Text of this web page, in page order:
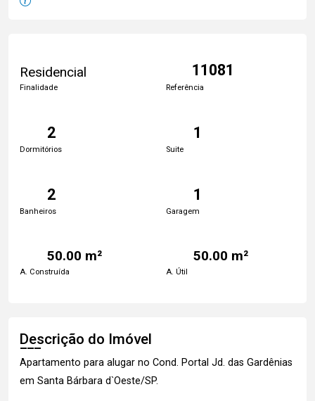
Residencial
Finalidade
11081
Referência
2
Dormitórios
1
Suite
2
Banheiros
1
Garagem
50.00 m²
A. Construída
50.00 m²
A. Útil
Descrição do Imóvel
Apartamento para alugar no Cond. Portal Jd. das Gardênias
em Santa Bárbara d`Oeste/SP.